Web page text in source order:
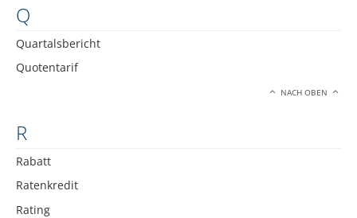
Q
Quartalsbericht
Quotentarif
NACH OBEN
R
Rabatt
Ratenkredit
Rating